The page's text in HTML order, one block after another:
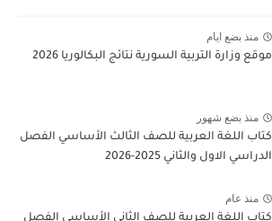
منذ بضع ايام
موقع وزارة التربية السورية نتائج البكالوريا 2026
منذ بضع شهور
كتاب اللغة العربية للصف الثالث الأساسي الفصل
الدراسي الاول والثاني 2025-2026
منذ عام
كتاب اللغة العربية للصف الثاني الأساسي الفصل